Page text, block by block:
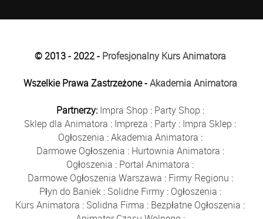
© 2013 - 2022 - Profesjonalny Kurs Animatora
Wszelkie Prawa Zastrzeżone -Akademia Animatora
Partnerzy: Impra Shop : Party Shop :
Sklep dla Animatora : Impreza : Party : Impra Sklep :
Ogłoszenia :Akademia Animatora :
Darmowe Ogłoszenia : Hurtownia Animatora :
Ogłoszenia : Portal Animatora :
Darmowe Ogłoszenia Warszawa : Firmy Regionu :
Płyn do Baniek: Solidne Firmy: Ogłoszenia :
Kurs Animatora : Solidna Firma : Bezpłatne Ogłoszenia :